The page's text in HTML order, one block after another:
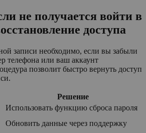
не получается войти в
доступа
записи необходимо, если вы забыли
телефона или ваш аккаунт
позволит быстро вернуть доступ
Решение
Использовать функцию сброса пароля
Обновить данные через поддержку